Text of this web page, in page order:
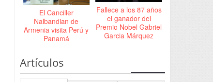
El Canciller
Nalbandian de
Armenia visita Perú y
Panamá
Fallece a los 87 años
el ganador del
Premio Nobel Gabriel
Garcia Márquez
Artículos